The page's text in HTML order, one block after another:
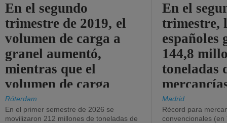
En el segundo
trimestre de 2019, el
volumen de carga a
granel aumentó,
mientras que el
volumen de carga
general disminuyó.
Róterdam
En el primer semestre de 2026 se
movilizaron 212 millones de toneladas de
En el
trimestre,
españoles
144,8
toneladas
Madrid
Récord para
convencionales (en